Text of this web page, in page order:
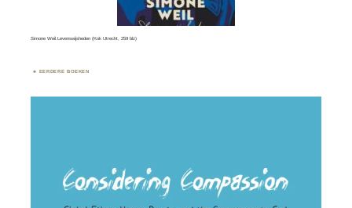
Simone Weil.Levenswijsheden (Kok Utrecht, 259 blz)
EERDERE BOEKEN